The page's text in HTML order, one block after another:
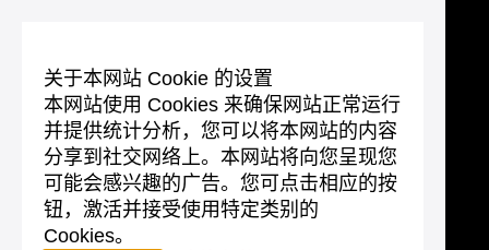
关于本网站 Cookie 的设置
本网站使用 Cookies 来确保网站正常运行
并提供统计分析，您可以将本网站的内容
分享到社交网络上。本网站将向您呈现您
可能会感兴趣的广告。您可点击相应的按
钮，激活并接受使用特定类别的
Cookies。